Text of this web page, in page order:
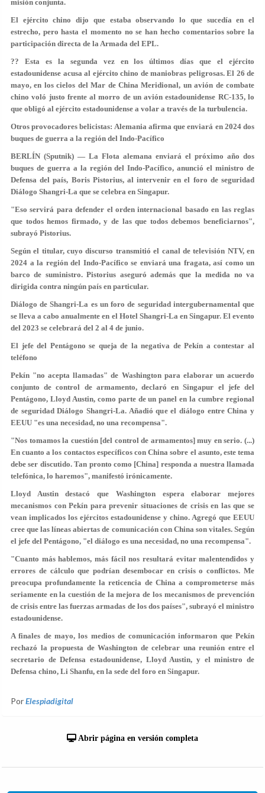
misión conjunta.
El ejército chino dijo que estaba observando lo que sucedía en el
estrecho, pero hasta el momento no se han hecho comentarios sobre la
participación directa de la Armada del EPL.
?? Esta es la segunda vez en los últimos días que el ejército
estadounidense acusa al ejército chino de maniobras peligrosas. El 26 de
mayo, en los cielos del Mar de China Meridional, un avión de combate
chino voló justo frente al morro de un avión estadounidense RC-135, lo
que obligó al ejército estadounidense a volar a través de la turbulencia.
Otros provocadores belicistas: Alemania afirma que enviará en 2024 dos
buques de guerra a la región del Indo-Pacífico
BERLÍN (Sputnik) — La Flota alemana enviará el próximo año dos
buques de guerra a la región del Indo-Pacífico, anunció el ministro de
Defensa del país, Boris Pistorius, al intervenir en el foro de seguridad
Diálogo Shangri-La que se celebra en Singapur.
"Eso servirá para defender el orden internacional basado en las reglas
que todos hemos firmado, y de las que todos debemos beneficiarnos",
subrayó Pistorius.
Según el titular, cuyo discurso transmitió el canal de televisión NTV, en
2024 a la región del Indo-Pacífico se enviará una fragata, así como un
barco de suministro. Pistorius aseguró además que la medida no va
dirigida contra ningún país en particular.
Diálogo de Shangri-La es un foro de seguridad intergubernamental que
se lleva a cabo anualmente en el Hotel Shangri-La en Singapur. El evento
del 2023 se celebrará del 2 al 4 de junio.
El jefe del Pentágono se queja de la negativa de Pekín a contestar al
teléfono
Pekín "no acepta llamadas" de Washington para elaborar un acuerdo
conjunto de control de armamento, declaró en Singapur el jefe del
Pentágono, Lloyd Austin, como parte de un panel en la cumbre regional
de seguridad Diálogo Shangri-La. Añadió que el diálogo entre China y
EEUU "es una necesidad, no una recompensa".
"Nos tomamos la cuestión [del control de armamentos] muy en serio. (...)
En cuanto a los contactos específicos con China sobre el asunto, este tema
debe ser discutido. Tan pronto como [China] responda a nuestra llamada
telefónica, lo haremos", manifestó irónicamente.
Lloyd Austin destacó que Washington espera elaborar mejores
mecanismos con Pekín para prevenir situaciones de crisis en las que se
vean implicados los ejércitos estadounidense y chino. Agregó que EEUU
cree que las líneas abiertas de comunicación con China son vitales. Según
el jefe del Pentágono, "el diálogo es una necesidad, no una recompensa".
"Cuanto más hablemos, más fácil nos resultará evitar malentendidos y
errores de cálculo que podrían desembocar en crisis o conflictos. Me
preocupa profundamente la reticencia de China a comprometerse más
seriamente en la cuestión de la mejora de los mecanismos de prevención
de crisis entre las fuerzas armadas de los dos países", subrayó el ministro
estadounidense.
A finales de mayo, los medios de comunicación informaron que Pekín
rechazó la propuesta de Washington de celebrar una reunión entre el
secretario de Defensa estadounidense, Lloyd Austin, y el ministro de
Defensa chino, Li Shanfu, en la sede del foro en Singapur.
PorElespiadigital
Abrir página en versión completa